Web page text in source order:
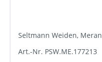
Seltmann Weiden, Meran
Art.-Nr. PSW.ME.177213